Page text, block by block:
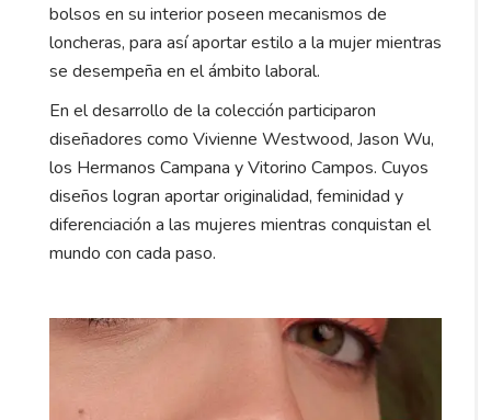
bolsos en su interior poseen mecanismos de
loncheras, para así aportar estilo a la mujer mientras
se desempeña en el ámbito laboral.
En el desarrollo de la colección participaron
diseñadores como Vivienne Westwood, Jason Wu,
los Hermanos Campana y Vitorino Campos. Cuyos
diseños logran aportar originalidad, feminidad y
diferenciación a las mujeres mientras conquistan el
mundo con cada paso.